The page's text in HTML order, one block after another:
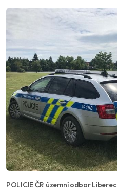
POLICIE ČR územní odbor Liberec